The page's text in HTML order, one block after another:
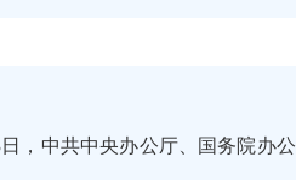
，中共中央办公厅、国务院办